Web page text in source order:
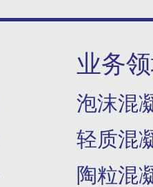
业务
泡沫混
轻质混
陶粒混